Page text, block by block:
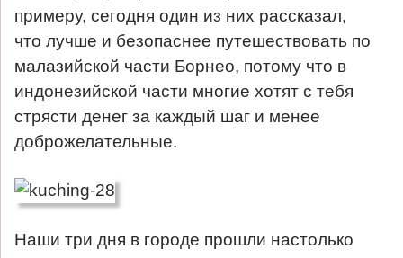
примеру, сегодня один из них рассказал,
что лучше и безопаснее путешествовать по
малазийской части Борнео, потому что в
индонезийской части многие хотят с тебя
стрясти денег за каждый шаг и менее
доброжелательные.
Наши три дня в городе прошли настолько